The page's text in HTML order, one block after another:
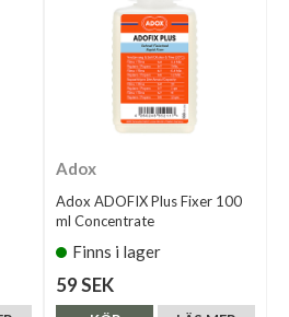
Adox
Adox ADOFIX Plus Fixer 100
ml Concentrate
Finns i lager
59 SEK